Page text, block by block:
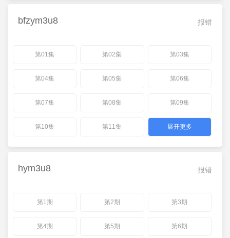
报错
bfzym3u8
第01集 第02集 第03集
第04集 第05集 第06集
第07集 第08集 第09集
第10集 第11集 展开更多
报错
hym3u8
第1期 第2期 第3期
第4期 第5期 第6期